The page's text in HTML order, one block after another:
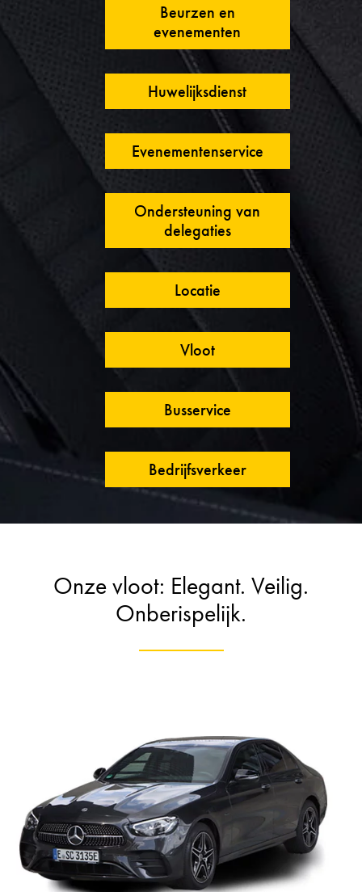
Beurzen en
evenementen
Huwelijksdienst
Evenementenservice
Ondersteuning van
delegaties
Locatie
Vloot
Busservice
Bedrijfsverkeer
Onze vloot: Elegant. Veilig.
Onberispelijk.